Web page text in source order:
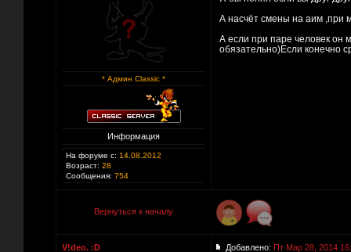
* Админ Classic *
Информация
На форуме с: 14.08.2012
Возраст: 28
Сообщения: 754
А насчёт смены на аим ,при
А если при паре человек он
обязательно)Если конечно
Вернуться к началу
V!deo. :D Добавлено: Пт Мар 28, 2014